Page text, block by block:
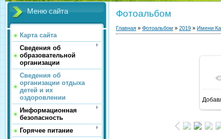
Меню сайта
Карта сайта
Сведения об
образовательной
организации
Сведения об
организации отдыха
детей и их
оздоровлении
Информационная
безопасность
Горячее питание
Фотоальбом
Главная » Фотоальбом » 2019 » Имени